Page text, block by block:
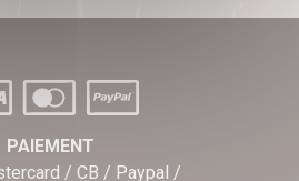
PAIEMENT
/ CB / Paypal /